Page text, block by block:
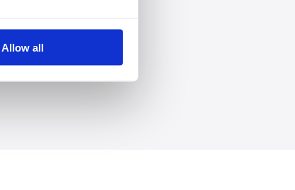
Allow all